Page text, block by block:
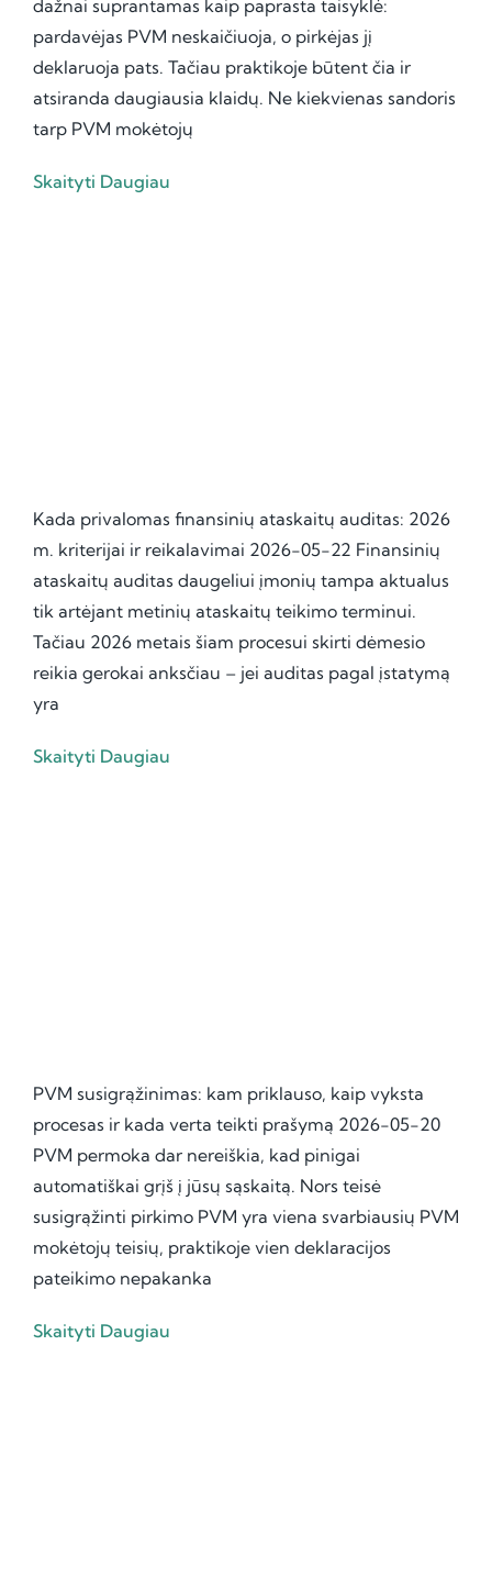
dažnai suprantamas kaip paprasta taisyklė:
pardavėjas PVM neskaičiuoja, o pirkėjas jį
deklaruoja pats. Tačiau praktikoje būtent čia ir
atsiranda daugiausia klaidų. Ne kiekvienas sandoris
tarp PVM mokėtojų
Skaityti Daugiau
Kada privalomas finansinių ataskaitų auditas: 2026
m. kriterijai ir reikalavimai 2026-05-22 Finansinių
ataskaitų auditas daugeliui įmonių tampa aktualus
tik artėjant metinių ataskaitų teikimo terminui.
Tačiau 2026 metais šiam procesui skirti dėmesio
reikia gerokai anksčiau – jei auditas pagal įstatymą
yra
Skaityti Daugiau
PVM susigrąžinimas: kam priklauso, kaip vyksta
procesas ir kada verta teikti prašymą 2026-05-20
PVM permoka dar nereiškia, kad pinigai
automatiškai grįš į jūsų sąskaitą. Nors teisė
susigrąžinti pirkimo PVM yra viena svarbiausių PVM
mokėtojų teisių, praktikoje vien deklaracijos
pateikimo nepakanka
Skaityti Daugiau